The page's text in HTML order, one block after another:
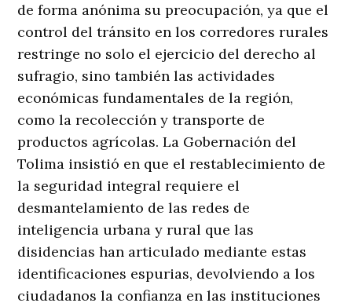
de forma anónima su preocupación, ya que el
control del tránsito en los corredores rurales
restringe no solo el ejercicio del derecho al
sufragio, sino también las actividades
económicas fundamentales de la región,
como la recolección y transporte de
productos agrícolas. La Gobernación del
Tolima insistió en que el restablecimiento de
la seguridad integral requiere el
desmantelamiento de las redes de
inteligencia urbana y rural que las
disidencias han articulado mediante estas
identificaciones espurias, devolviendo a los
ciudadanos la confianza en las instituciones